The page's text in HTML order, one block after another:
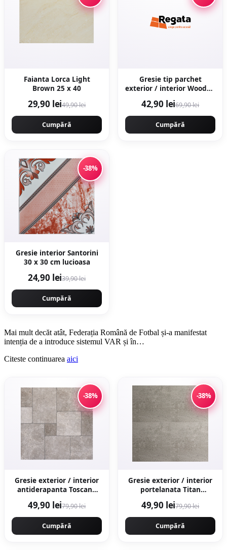
Faianta Lorca Light
Brown 25 x 40
29,90 lei49,90 lei
Cumpără
Gresie tip parchet
exterior / interior Wooden
portelanata
antiderapanta
42,90 lei69,90 lei
Cumpără
-38%
Gresie interior Santorini
30 x 30 cm lucioasa
24,90 lei39,90 lei
Cumpără
Mai mult decăt atât, Federația Română de Fotbal și-a manifestat
intenția de a introduce sistemul VAR și în…
Citeste continuarea aici
-38%
Gresie exterior / interior
antiderapanta Toscana
portelanata rectificata tip
piatra naturala
49,90 lei79,90 lei
Cumpără
-38%
Gresie exterior / interior
portelanata Titan
mata rectificata aspect
ciment
49,90 lei79,90 lei
Cumpără